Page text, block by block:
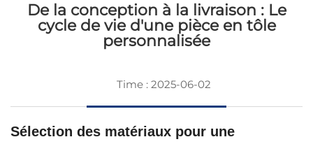
De la conception à la livraison : Le
cycle de vie d'une pièce en tôle
personnalisée
Time : 2025-06-02
Sélection des matériaux pour une